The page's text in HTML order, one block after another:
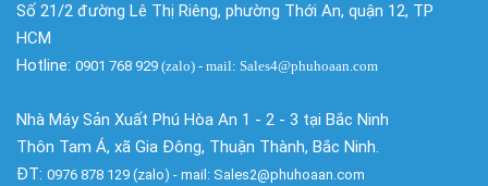
Số 21/2 đường Lê Thị Riêng, phường Thới An, quận 12, TP
HCM
Hotline: 0901 768 929 (zalo) - mail: Sales4@phuhoaan.com
Nhà Máy Sản Xuất Phú Hòa An 1 - 2 - 3 tại Bắc Ninh
Thôn Tam Á, xã Gia Đông, Thuận Thành, Bắc Ninh.
ĐT: 0976 878 129 (zalo) - mail: Sales2@phuhoaan.com